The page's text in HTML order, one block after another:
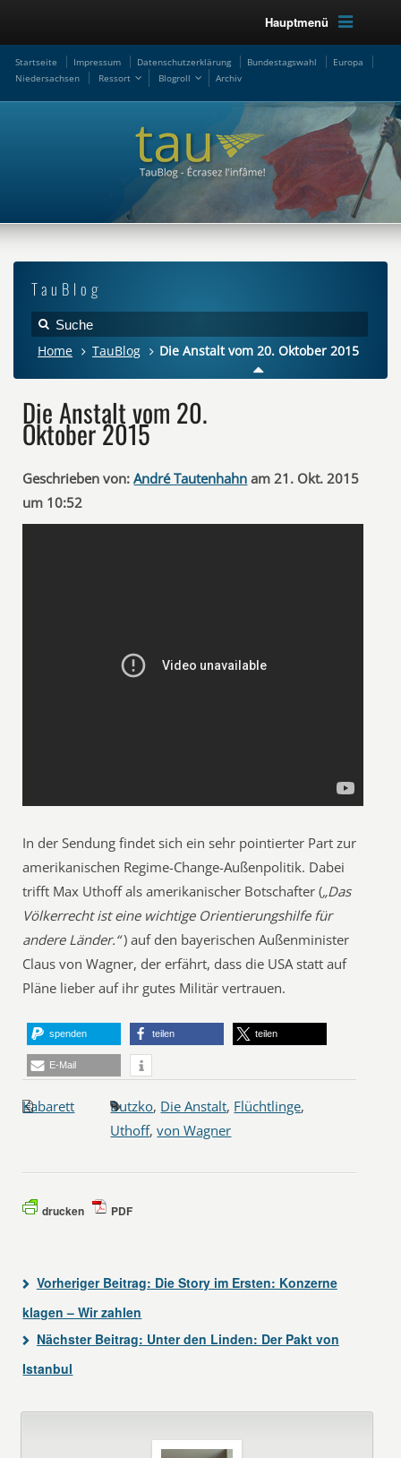
Hauptmenü
Startseite Impressum Datenschutzerklärung Bundestagswahl
Europa
Niedersachsen
Ressort Blogroll Archiv
TauBlog
Home TauBlog Die Anstalt vom 20. Oktober 2015
Die Anstalt vom 20.
Oktober 2015
Geschrieben von: André Tautenhahn am 21. Okt. 2015
um 10:52
In der Sendung findet sich ein sehr pointierter Part zur
amerikanischen Regime-Change-Außenpolitik. Dabei
trifft Max Uthoff als amerikanischer Botschafter („Das
Völkerrecht ist eine wichtige Orientierungshilfe für
andere Länder.“) auf den bayerischen Außenminister
Claus von Wagner, der erfährt, dass die USA statt auf
Pläne lieber auf ihr gutes Militär vertrauen.
spenden teilen teilen
E-Mail
Kabarett Butzko, Die Anstalt, Flüchtlinge,
Uthoff,von Wagner
drucken PDF
Vorheriger Beitrag: Die Story im Ersten: Konzerne
klagen – Wir zahlen
Nächster Beitrag: Unter den Linden: Der Pakt von
Istanbul